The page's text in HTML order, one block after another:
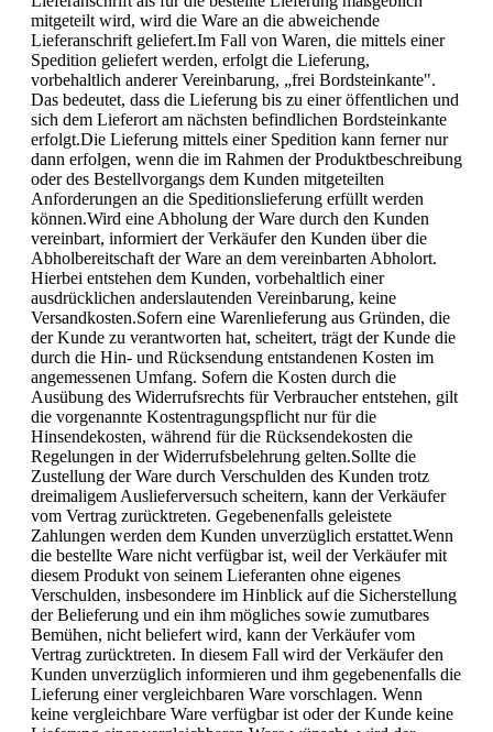
mitgeteilt wird, wird die Ware an die abweichende
Lieferanschrift geliefert.Im Fall von Waren, die mittels einer
Spedition geliefert werden, erfolgt die Lieferung,
vorbehaltlich anderer Vereinbarung, „frei Bordsteinkante".
Das bedeutet, dass die Lieferung bis zu einer öffentlichen und
sich dem Lieferort am nächsten befindlichen Bordsteinkante
erfolgt.Die Lieferung mittels einer Spedition kann ferner nur
dann erfolgen, wenn die im Rahmen der Produktbeschreibung
oder des Bestellvorgangs dem Kunden mitgeteilten
Anforderungen an die Speditionslieferung erfüllt werden
können.Wird eine Abholung der Ware durch den Kunden
vereinbart, informiert der Verkäufer den Kunden über die
Abholbereitschaft der Ware an dem vereinbarten Abholort.
Hierbei entstehen dem Kunden, vorbehaltlich einer
ausdrücklichen anderslautenden Vereinbarung, keine
Versandkosten.Sofern eine Warenlieferung aus Gründen, die
der Kunde zu verantworten hat, scheitert, trägt der Kunde die
durch die Hin- und Rücksendung entstandenen Kosten im
angemessenen Umfang. Sofern die Kosten durch die
Ausübung des Widerrufsrechts für Verbraucher entstehen, gilt
die vorgenannte Kostentragungspflicht nur für die
Hinsendekosten, während für die Rücksendekosten die
Regelungen in der Widerrufsbelehrung gelten.Sollte die
Zustellung der Ware durch Verschulden des Kunden trotz
dreimaligem Auslieferversuch scheitern, kann der Verkäufer
vom Vertrag zurücktreten. Gegebenenfalls geleistete
Zahlungen werden dem Kunden unverzüglich erstattet.Wenn
die bestellte Ware nicht verfügbar ist, weil der Verkäufer mit
diesem Produkt von seinem Lieferanten ohne eigenes
Verschulden, insbesondere im Hinblick auf die Sicherstellung
der Belieferung und ein ihm mögliches sowie zumutbares
Bemühen, nicht beliefert wird, kann der Verkäufer vom
Vertrag zurücktreten. In diesem Fall wird der Verkäufer den
Kunden unverzüglich informieren und ihm gegebenenfalls die
Lieferung einer vergleichbaren Ware vorschlagen. Wenn
keine vergleichbare Ware verfügbar ist oder der Kunde keine